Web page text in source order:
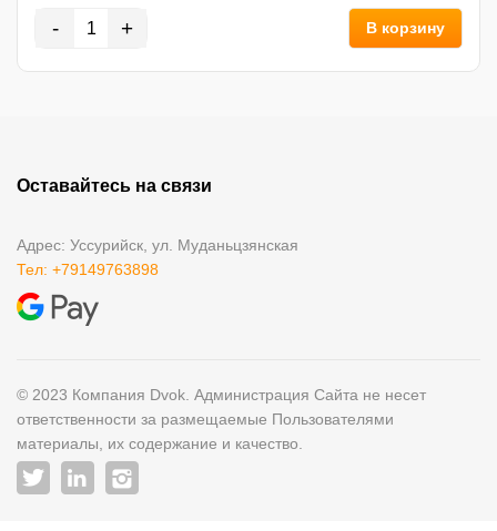
- + В корзину
Оставайтесь на связи
Адрес: Уссурийск, ул. Муданьцзянская
Тел: +79149763898
© 2023 Компания Dvok. Администрация Сайта не несет
ответственности за размещаемые Пользователями
материалы, их содержание и качество.